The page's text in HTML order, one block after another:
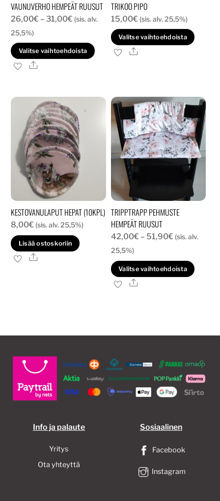
VAUNUVERHO HEMPEÄT RUUSUT
26,00€ – 31,00€ Hintaluokka:
-
31,00€
(sis. alv.
25,5%)
Valitse vaihtoehdoista
Tällä
muunnelma.
tehdä
valinnat
tuotteen
Ale
TRIKOO PIPO
15,00€ (sis. alv. 25,5%)
Valitse vaihtoehdoista
Voit
tehdä
Ale
KESTOVANULAPUT HEPAT (10KPL)
8,00€ (sis. alv. 25,5%)
Lisää ostoskoriin
Ale
TRIPPTRAPP PEHMUSTE
HEMPEÄT RUUSUT
42,00€ – 51,90€Hintaluokka:
-
51,90€
(sis. alv.
25,5%)
Valitse vaihtoehdoista
Ale
Info ja palaute
Yritys
Ota yhteyttä
Sosiaalinen
Facebook
Instagram